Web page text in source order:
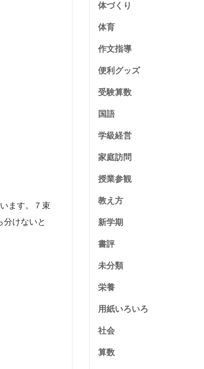
ます。７束
分けないと
体づくり
体育
作文指導
便利グッズ
受験算数
国語
学級経営
家庭訪問
授業参観
教え方
新学期
書評
未分類
栄養
用紙いろいろ
社会
算数